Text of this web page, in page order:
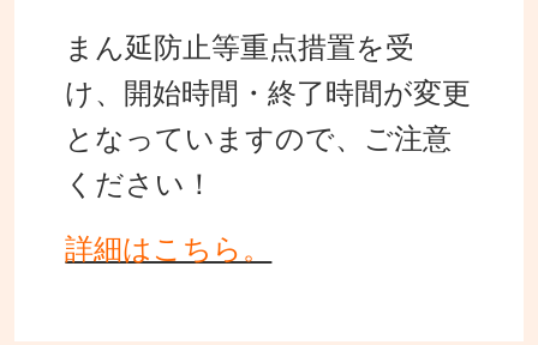
まん延防止等重点措置を受
け、開始時間・終了時間が変更
となっていますので、ご注意
ください！
詳細はこちら。